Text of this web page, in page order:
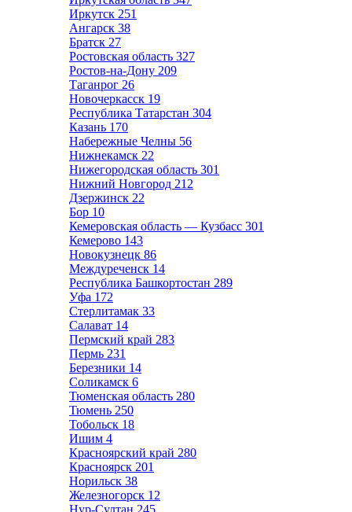
Иркутск 251
Ангарск 38
Братск 27
Ростовская область 327
Ростов-на-Дону 209
Таганрог 26
Новочеркасск 19
Республика Татарстан 304
Казань 170
Набережные Челны 56
Нижнекамск 22
Нижегородская область 301
Нижний Новгород 212
Дзержинск 22
Бор 10
Кемеровская область — Кузбасс 301
Кемерово 143
Новокузнецк 86
Междуреченск 14
Республика Башкортостан 289
Уфа 172
Стерлитамак 33
Салават 14
Пермский край 283
Пермь 231
Березники 14
Соликамск 6
Тюменская область 280
Тюмень 250
Тобольск 18
Ишим 4
Красноярский край 280
Красноярск 201
Норильск 38
Железногорск 12
Нур-Султан 245